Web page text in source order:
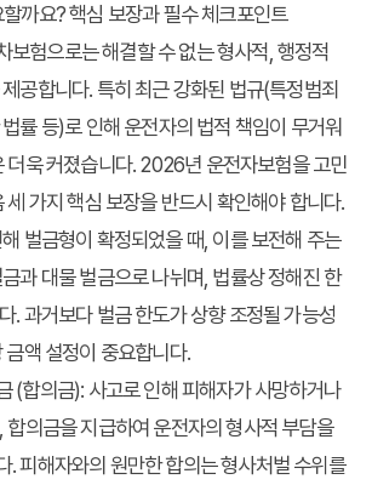
까요? 핵심 보장과 필수 체크포인트
보험으로는 해결할 수 없는 형사적, 행정적
공합니다. 특히 최근 강화된 법규(특정범죄
률 등)로 인해 운전자의 법적 책임이 무거워
더욱 커졌습니다. 2026년 운전자보험을 고민
세 가지 핵심 보장을 반드시 확인해야 합니다.
벌금형이 확정되었을 때, 이를 보전해 주는
과 대물 벌금으로 나뉘며, 법률상 정해진 한
. 과거보다 벌금 한도가 상향 조정될 가능성
금액 설정이 중요합니다.
(합의금): 사고로 인해 피해자가 사망하거나
합의금을 지급하여 운전자의 형사적 부담을
. 피해자와의 원만한 합의는 형사처벌 수위를